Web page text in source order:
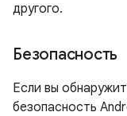
другого.
Безопасность
Если вы
безопасность